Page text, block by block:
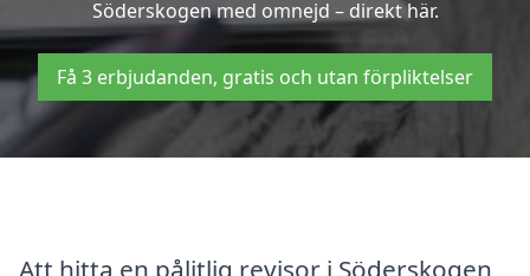
Söderskogen med omnejd – direkt här.
Få 3 erbjudanden, gratis och utan förpliktelser
Att hitta en pålitlig revisor i Söderskogen